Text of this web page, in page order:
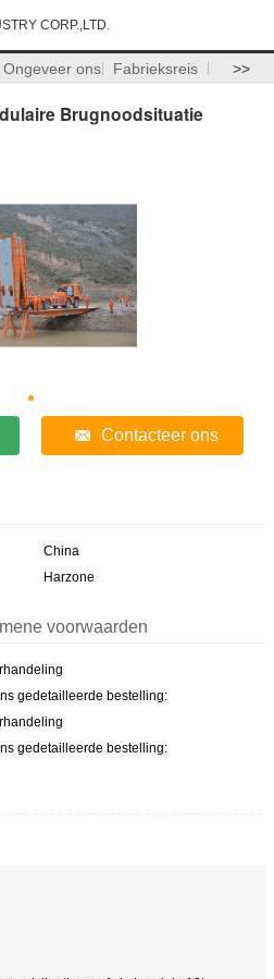
CORP.,LTD.
Ongeveer ons Fabrieksreis >>
Brugnoodsituatie
Contacteer ons
China
Harzone
voorwaarden
gedetailleerde bestelling:
gedetailleerde bestelling: